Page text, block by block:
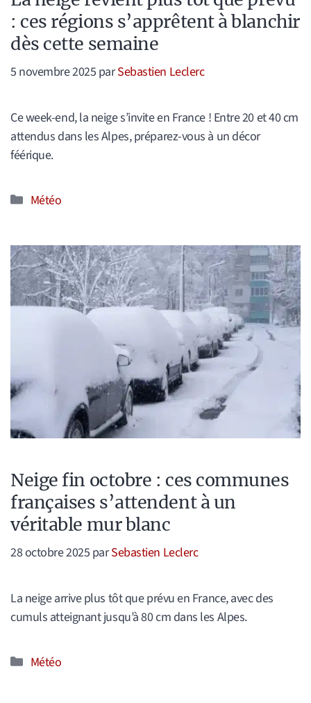
: ces régions s’apprêtent à blanchir
dès cette semaine
5 novembre 2025 parSebastien Leclerc
Ce week-end, la neige s’invite en France ! Entre 20 et 40 cm
attendus dans les Alpes, préparez-vous à un décor
féérique.
Catégories
Météo
Neige fin octobre : ces communes
françaises s’attendent à un
véritable mur blanc
28 octobre 2025 parSebastien Leclerc
La neige arrive plus tôt que prévu en France, avec des
cumuls atteignant jusqu’à 80 cm dans les Alpes.
Catégories
Météo